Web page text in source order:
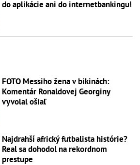
do aplikácie ani do internetbankingu!
FOTO Messiho žena v bikinách:
Komentár Ronaldovej Georginy
vyvolal ošiaľ
Najdrahší africký futbalista histórie?
Real sa dohodol na rekordnom
prestupe